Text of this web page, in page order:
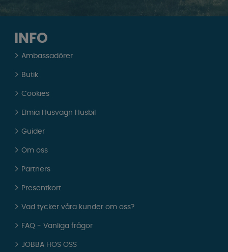
INFO
Ambassadörer
Butik
Cookies
Elmia Husvagn Husbil
Guider
Om oss
Partners
Presentkort
Vad tycker våra kunder om oss?
FAQ - Vanliga frågor
JOBBA HOS OSS